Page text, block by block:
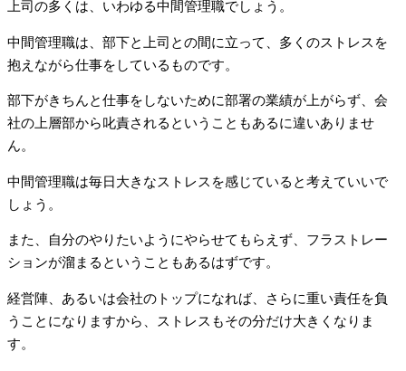
上司の多くは、いわゆる中間管理職でしょう。
中間管理職は、部下と上司との間に立って、多くのストレスを
抱えながら仕事をしているものです。
部下がきちんと仕事をしないために部署の業績が上がらず、会
社の上層部から叱責されるということもあるに違いありませ
ん。
中間管理職は毎日大きなストレスを感じていると考えていいで
しょう。
また、自分のやりたいようにやらせてもらえず、フラストレー
ションが溜まるということもあるはずです。
経営陣、あるいは会社のトップになれば、さらに重い責任を負
うことになりますから、ストレスもその分だけ大きくなりま
す。